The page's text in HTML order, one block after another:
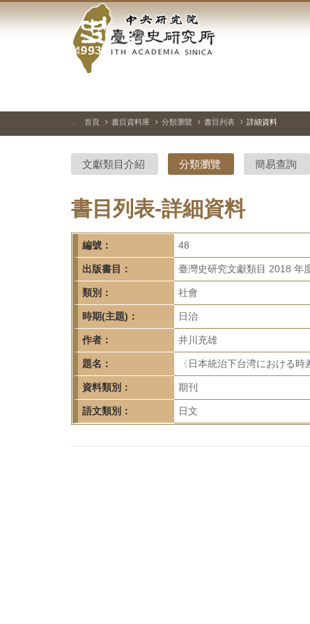
到
中
央
研
院-
臺
灣
史
研
究
所-
首
頁
::: 首頁 書目資料庫 分類瀏覽 書目列表 詳細資料
文獻類目介紹 分類瀏覽 簡易查詢
書目列表-詳細資料
編號： 48
出版書目： 臺灣史研究文獻類目 2018 年
類別： 社會
時期(主題)： 日治
作者： 井川充雄
題名： 〈日本統治下台湾における
資料類別： 期刊
語文類別： 日文